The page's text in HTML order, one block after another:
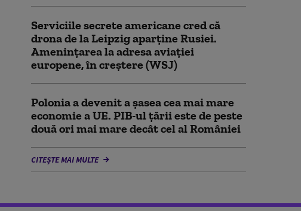
Serviciile secrete americane cred că
drona de la Leipzig aparține Rusiei.
Amenințarea la adresa aviației
europene, în creștere (WSJ)
Polonia a devenit a șasea cea mai mare
economie a UE. PIB-ul țării este de peste
două ori mai mare decât cel al României
CITEȘTE MAI MULTE